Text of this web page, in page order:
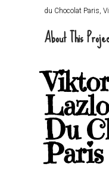
du Chocolat Paris,
About This
Du